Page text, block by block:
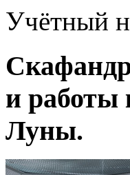
Учётный
и работы
Луны.